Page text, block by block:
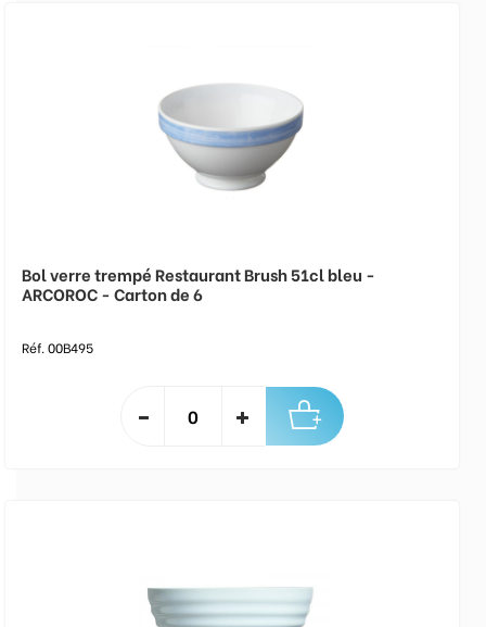
Bol verre trempé Restaurant Brush 51cl bleu -
ARCOROC - Carton de 6
Réf. 00B495